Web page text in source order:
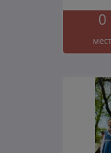
0
мест